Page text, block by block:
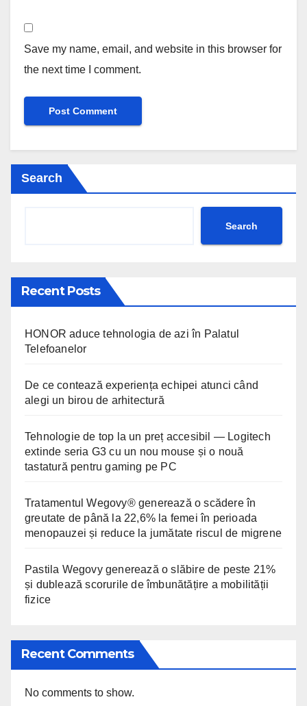
Save my name, email, and website in this browser for
the next time I comment.
Search
Search
Recent Posts
HONOR aduce tehnologia de azi în Palatul
Telefoanelor
De ce contează experiența echipei atunci când
alegi un birou de arhitectură
Tehnologie de top la un preț accesibil — Logitech
extinde seria G3 cu un nou mouse și o nouă
tastatură pentru gaming pe PC
Tratamentul Wegovy® generează o scădere în
greutate de până la 22,6% la femei în perioada
menopauzei și reduce la jumătate riscul de migrene
Pastila Wegovy generează o slăbire de peste 21%
și dublează scorurile de îmbunătățire a mobilității
fizice
Recent Comments
No comments to show.